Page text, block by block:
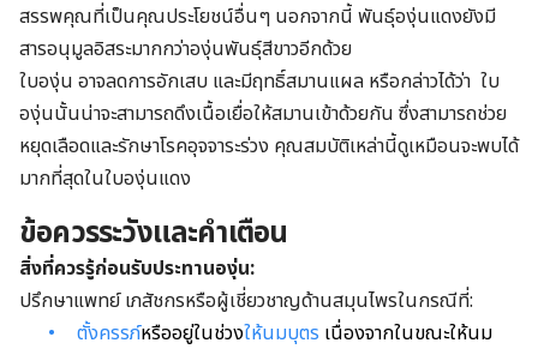
สรรพคุณที่เป็นคุณประโยชน์อื่นๆ นอกจากนี้ พันธุ์องุ่นแดงยังมี
สารอนุมูลอิสระมากกว่าองุ่นพันธุ์สีขาวอีกด้วย
ใบองุ่น อาจลดการอักเสบ และมีฤทธิ์สมานแผล หรือกล่าวได้ว่า ใบ
องุ่นนั้นน่าจะสามารถดึงเนื้อเยื่อให้สมานเข้าด้วยกัน ซึ่งสามารถช่วย
หยุดเลือดและรักษาโรคอุจจาระร่วง คุณสมบัติเหล่านี้ดูเหมือนจะพบได้
มากที่สุดในใบองุ่นแดง
ข้อควรระวังและคำเตือน
สิ่งที่ควรรู้ก่อนรับประทานองุ่น:
ปรึกษาแพทย์ เภสัชกรหรือผู้เชี่ยวชาญด้านสมุนไพรในกรณีที่:
ตั้งครรภ์หรืออยู่ในช่วงให้นมบุตร เนื่องจากในขณะให้นม